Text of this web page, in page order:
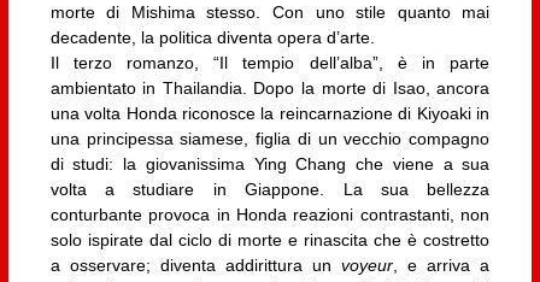
morte di Mishima stesso. Con uno stile quanto mai
decadente, la politica diventa opera d’arte.
Il terzo romanzo, “Il tempio dell’alba”, è in parte
ambientato in Thailandia. Dopo la morte di Isao, ancora
una volta Honda riconosce la reincarnazione di Kiyoaki in
una principessa siamese, figlia di un vecchio compagno
di studi: la giovanissima Ying Chang che viene a sua
volta a studiare in Giappone. La sua bellezza
conturbante provoca in Honda reazioni contrastanti, non
solo ispirate dal ciclo di morte e rinascita che è costretto
a osservare; diventa addirittura unvoyeur , e arriva a